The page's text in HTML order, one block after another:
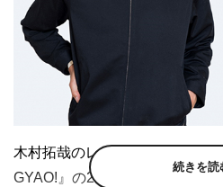
木村拓哉のレギュラー番組『木
GYAO!』の2020年10月4日・11
続きを読